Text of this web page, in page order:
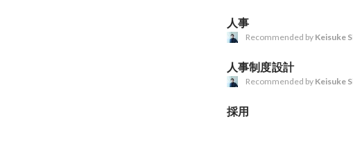
人事
Recommended by Keisuke
人事制度設計
Recommended by Keisuke
採用